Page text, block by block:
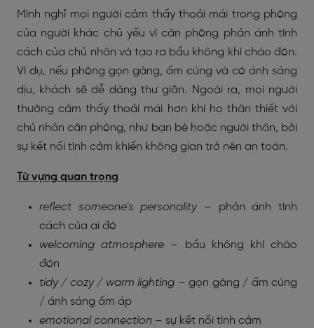
Mình nghĩ mọi người cảm thấy thoải mái trong phòng
của người khác chủ yếu vì căn phòng phản ánh tính
cách của chủ nhân và tạo ra bầu không khí chào đón.
Ví dụ, nếu phòng gọn gàng, ấm cúng và có ánh sáng
dịu, khách sẽ dễ dàng thư giãn. Ngoài ra, mọi người
thường cảm thấy thoải mái hơn khi họ thân thiết với
chủ nhân căn phòng, như bạn bè hoặc người thân, bởi
sự kết nối tình cảm khiến không gian trở nên an toàn.
Từ vựng quan trọng
reflect someone’s personality– phản ánh tính
cách của ai đó
welcoming atmosphere – bầu không khí chào
đón
tidy / cozy / warm lighting – gọn gàng / ấm cúng
/ ánh sáng ấm áp
emotional connection – sự kết nối tình cảm